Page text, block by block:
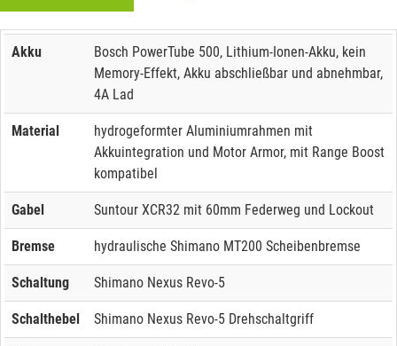
Akku
Bosch PowerTube 500, Lithium-Ionen-Akku, kein
Memory-Effekt, Akku abschließbar und abnehmbar,
4A Lad
Material
hydrogeformter Aluminiumrahmen mit
Akkuintegration und Motor Armor, mit Range Boost
kompatibel
Gabel Suntour XCR32 mit 60mm Federweg und Lockout
Bremse hydraulische Shimano MT200 Scheibenbremse
Schaltung Shimano Nexus Revo-5
Schalthebel Shimano Nexus Revo-5 Drehschaltgriff